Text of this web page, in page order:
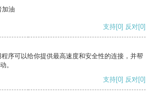
加油
支持[0] 反对[0]
序可以给你提供最高速度和安全性的连接，并帮
。
支持[0] 反对[0]